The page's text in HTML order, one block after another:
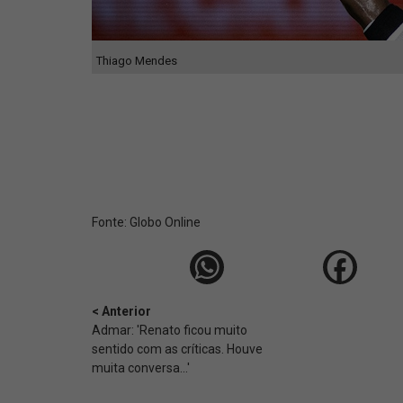
Thiago Mendes
Fonte: Globo Online
< Anterior
Admar: 'Renato ficou muito
sentido com as críticas. Houve
muita conversa...'